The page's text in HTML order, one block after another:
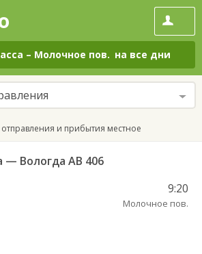
– Молочное пов. на все дни
и прибытия местное
— Вологда АВ 406
9:20
Молочное пов.